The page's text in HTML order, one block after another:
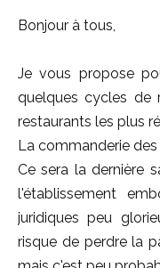
Bonjour à tous,
Je vous propose
quelques cycles de
restaurants les plus
La commanderie des
Ce sera la dernière
l'établissement
juridiques peu
risque de perdre la